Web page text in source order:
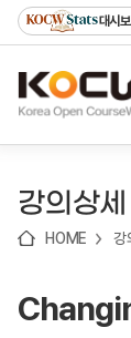
기
기
기
content)
가
대시
강의상세
HOME 강